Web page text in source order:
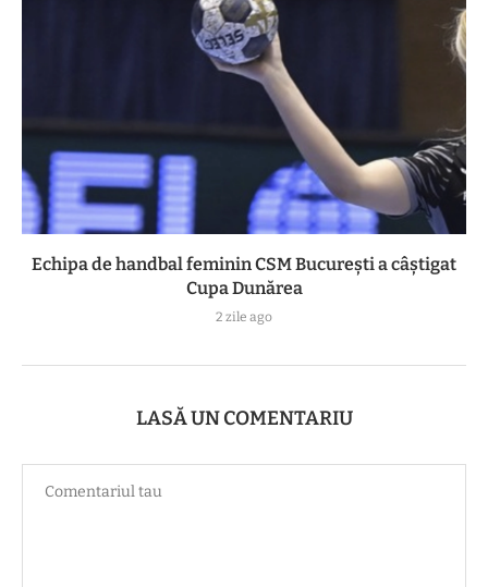
Echipa de handbal feminin CSM Bucureşti a câştigat
Cupa Dunărea
2 zile ago
LASĂ UN COMENTARIU